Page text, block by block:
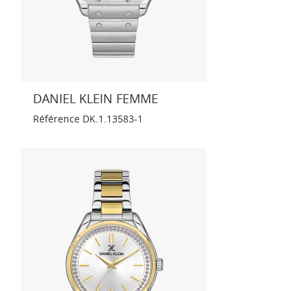
DANIEL KLEIN FEMME
Référence DK.1.13583-1